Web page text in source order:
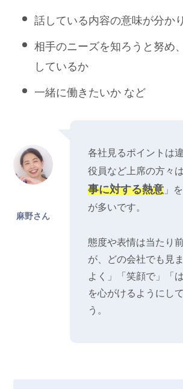
話している内容の意味が分か
相手のニーズを知ろうと努め
しているか
一緒に働きたいか など
麻野さん
各社見るポイントは
役員など上席の方々
事に対する熱意 」
が多いです。
態度や表情は当たり
が、どの会社でも見
よく」「笑顔で」「
を心がけるようにし
う。